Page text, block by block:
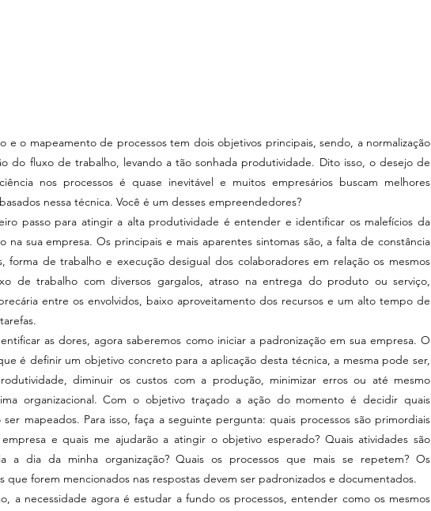
e o mapeamento de processos tem dois objetivos principais, sendo, a normalização
do fluxo de trabalho, levando a tão sonhada produtividade. Dito isso, o desejo de
nos processos é quase inevitável e muitos empresários buscam melhores
nessa técnica. Você é um desses empreendedores?
na sua empresa. Os principais e mais aparentes sintomas são, a falta de constância
forma de trabalho e execução desigual dos colaboradores em relação os mesmos
de trabalho com diversos gargalos, atraso na entrega do produto ou serviço,
entre os envolvidos, baixo aproveitamento dos recursos e um alto tempo de
é definir um objetivo concreto para a aplicação desta técnica, a mesma pode ser,
diminuir os custos com a produção, minimizar erros ou até mesmo
organizacional. Com o objetivo traçado a ação do momento é decidir quais
ser mapeados. Para isso, faça a seguinte pergunta: quais processos são primordiais
e quais me ajudarão a atingir o objetivo esperado? Quais atividades são
a dia da minha organização? Quais os processos que mais se repetem? Os
que forem mencionados nas respostas devem ser padronizados e documentados.